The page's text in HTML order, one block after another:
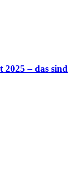
2025 – das sind